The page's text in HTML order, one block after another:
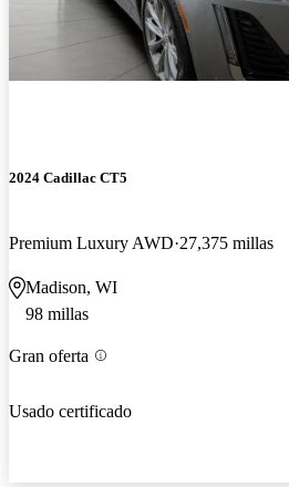
2024 Cadillac CT5
Premium Luxury AWD 27,375 millas
Madison, WI
98 millas
Gran oferta
Usado certificado